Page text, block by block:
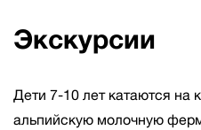
Экскурсии
Дети 7-10 лет катаются на
альпийскую молочную